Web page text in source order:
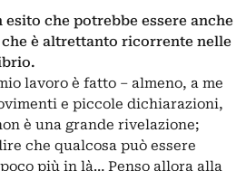
che potrebbe essere anche
è altrettanto ricorrente nelle
lavoro è fatto – almeno, a me
e piccole dichiarazioni,
è una grande rivelazione;
che qualcosa può essere
più in là… Penso allora alla